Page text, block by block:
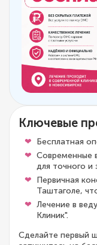
Ключевые
Бесплатная
Современные
для точного и
Первичная
Таштаголе,
Лечение в
Клиник".
Сделайте первый